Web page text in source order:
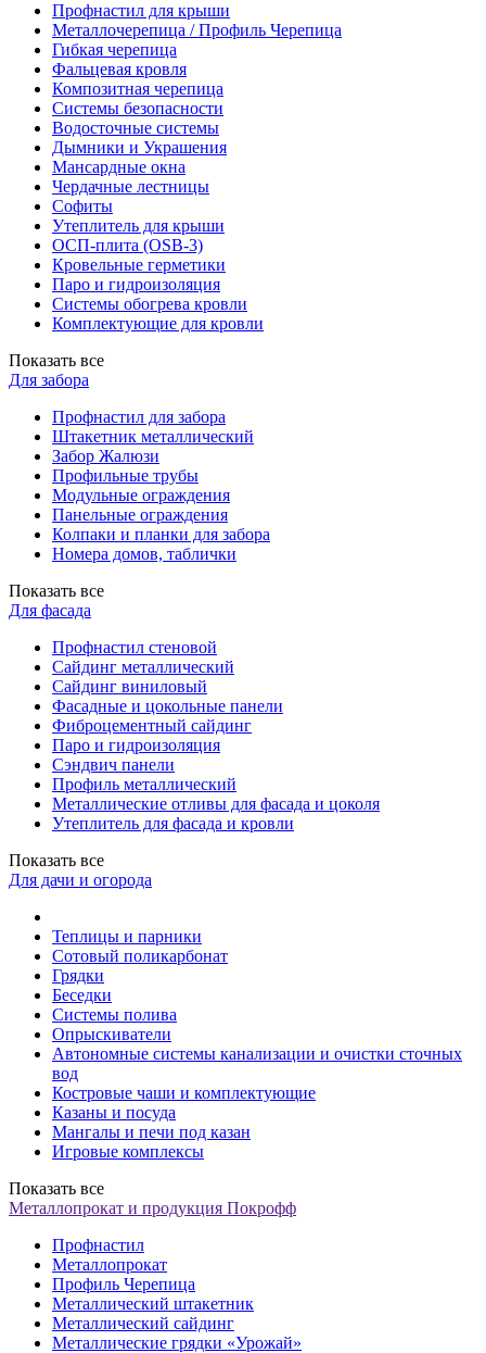
Профнастил для крыши
Металлочерепица / Профиль Черепица
Гибкая черепица
Фальцевая кровля
Композитная черепица
Системы безопасности
Водосточные системы
Дымники и Украшения
Мансардные окна
Чердачные лестницы
Софиты
Утеплитель для крыши
ОСП-плита (OSB-3)
Кровельные герметики
Паро и гидроизоляция
Системы обогрева кровли
Комплектующие для кровли
Показать все
Для забора
Профнастил для забора
Штакетник металлический
Забор Жалюзи
Профильные трубы
Модульные ограждения
Панельные ограждения
Колпаки и планки для забора
Номера домов, таблички
Показать все
Для фасада
Профнастил стеновой
Сайдинг металлический
Сайдинг виниловый
Фасадные и цокольные панели
Фиброцементный сайдинг
Паро и гидроизоляция
Сэндвич панели
Профиль металлический
Металлические отливы для фасада и цоколя
Утеплитель для фасада и кровли
Показать все
Для дачи и огорода
Теплицы и парники
Сотовый поликарбонат
Грядки
Беседки
Системы полива
Опрыскиватели
Автономные системы канализации и очистки сточных
вод
Костровые чаши и комплектующие
Казаны и посуда
Мангалы и печи под казан
Игровые комплексы
Показать все
Металлопрокат и продукция Покрофф
Профнастил
Металлопрокат
Профиль Черепица
Металлический штакетник
Металлический сайдинг
Металлические грядки «Урожай»